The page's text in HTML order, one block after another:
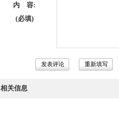
内 容:
(必填)
相关信息